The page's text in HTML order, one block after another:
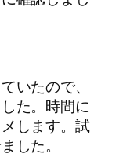
いたので、
た。時間に
します。試
した。